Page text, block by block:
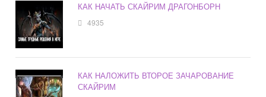
КАК НАЧАТЬ СКАЙРИМ ДРАГОНБОРН
4935
КАК НАЛОЖИТЬ ВТОРОЕ ЗАЧАРОВАНИЕ
СКАЙРИМ